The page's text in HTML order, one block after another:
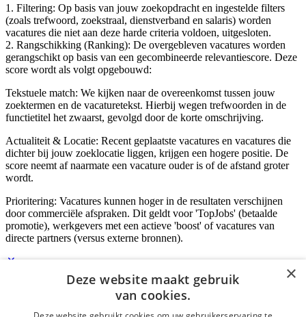
1. Filtering: Op basis van jouw zoekopdracht en ingestelde filters
(zoals trefwoord, zoekstraal, dienstverband en salaris) worden
vacatures die niet aan deze harde criteria voldoen, uitgesloten.
2. Rangschikking (Ranking): De overgebleven vacatures worden
gerangschikt op basis van een gecombineerde relevantiescore. Deze
score wordt als volgt opgebouwd:
Tekstuele match: We kijken naar de overeenkomst tussen jouw
zoektermen en de vacaturetekst. Hierbij wegen trefwoorden in de
functietitel het zwaarst, gevolgd door de korte omschrijving.
Actualiteit & Locatie: Recent geplaatste vacatures en vacatures die
dichter bij jouw zoeklocatie liggen, krijgen een hogere positie. De
score neemt af naarmate een vacature ouder is of de afstand groter
wordt.
Prioritering: Vacatures kunnen hoger in de resultaten verschijnen
door commerciële afspraken. Dit geldt voor 'TopJobs' (betaalde
promotie), werkgevers met een actieve 'boost' of vacatures van
directe partners (versus externe bronnen).
Inloggen als bedrijf
×
Deze website maakt gebruik
van cookies.